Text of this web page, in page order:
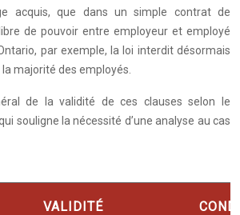
acquis, que dans un simple contrat de
de pouvoir entre employeur et employé
par exemple, la loi interdit désormais
majorité des employés.
de la validité de ces clauses selon le
souligne la nécessité d’une analyse au cas
VALIDITÉ